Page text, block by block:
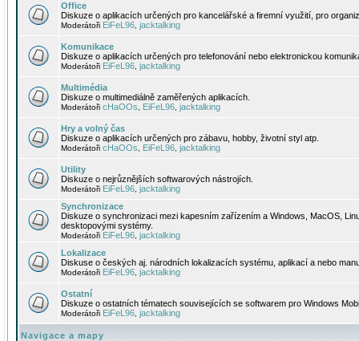
Office
Diskuze o aplikacích určených pro kancelářské a firemní využití, pro
Moderátoři EiFeL96 jacktalking
Komunikace
Diskuze o aplikacích určených pro telefonování nebo elektronickou
Moderátoři EiFeL96 jacktalking
Multimédia
Diskuze o multimediálně zaměřených aplikacích.
Moderátoři cHaOOs EiFeL96 jacktalking
Hry a volný čas
Diskuze o aplikacích určených pro zábavu, hobby, životní styl atp.
Moderátoři cHaOOs EiFeL96 jacktalking
Utility
Diskuze o nejrůznějších softwarových nástrojích.
Moderátoři EiFeL96 jacktalking
Synchronizace
Diskuze o synchronizaci mezi kapesním zařízením a Windows, MacOS,
desktopovými systémy.
Moderátoři EiFeL96 jacktalking
Lokalizace
Diskuse o českých aj. národních lokalizacích systému, aplikací a nebo
Moderátoři EiFeL96 jacktalking
Ostatní
Diskuze o ostatních tématech souvisejících se softwarem pro Windows
Moderátoři EiFeL96 jacktalking
Navigace a mapy